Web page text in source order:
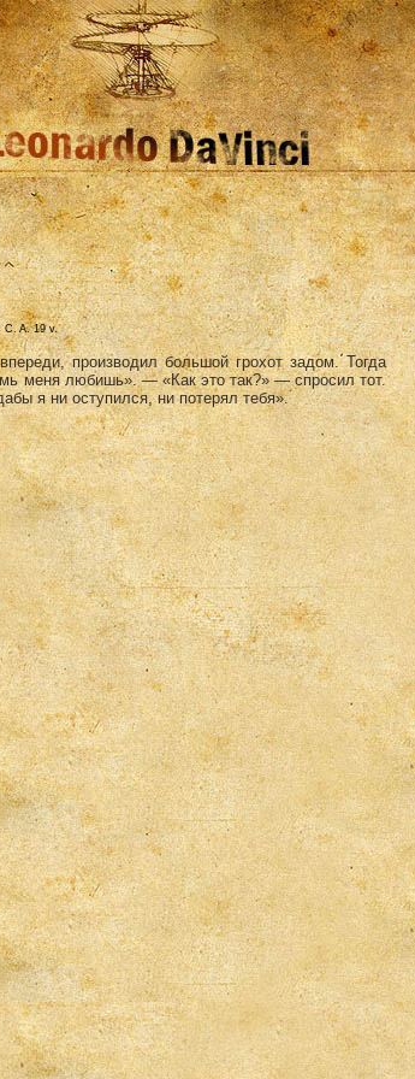
C. A. 19 v.
производил большой грохот задом. Тогда
меня любишь». — «Как это так?» — спросил тот.
я ни оступился, ни потерял тебя».